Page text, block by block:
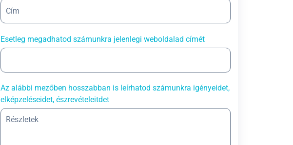
Esetleg megadhatod számunkra jelenlegi weboldalad címét
Az alábbi mezőben hosszabban is leírhatod számunkra igényeidet,
elképzeléseidet, észrevételeitdet